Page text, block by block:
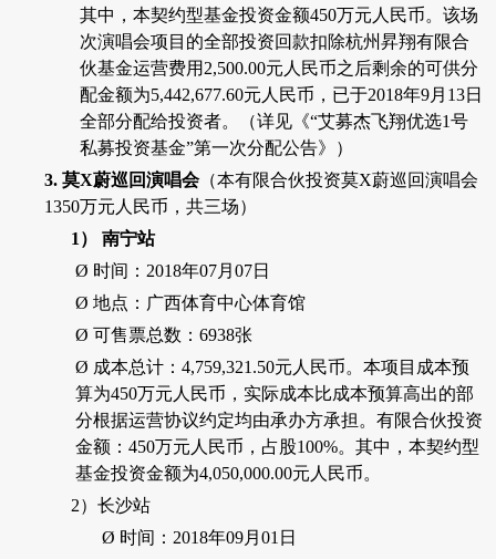
其中，本契约型基金投资金额450万元人民币。该场
次演唱会项目的全部投资回款扣除杭州昇翔有限合
伙基金运营费用 2,500.00元人民币之后剩余的可供分
配金额为5,442,677.60元人民币，已于2018年9月 13日
全部分配给投资者。（详见《“艾募杰飞翔优选1号
私募投资基金”第一次分配公告》）
3. 莫X蔚巡回演唱会（本有限合伙投资莫X蔚巡回演唱会
1350万元人民币，共三场）
1）
南宁站
Ø 时间： 2018年07月 07日
Ø 地点：广西体育中心体育馆
Ø 可售票总数： 6938张
Ø 成本总计： 4,759,321.50元人民币。本项目成本预
算为450万元人民币，实际成本比成本预算高出的部
分根据运营协议约定均由承办方承担。有限合伙投资
金额： 450万元人民币，占股100%。其中，本契约型
基金投资金额为4,050,000.00元人民币。
2） 长沙站
Ø 时间： 2018年09月 01 日